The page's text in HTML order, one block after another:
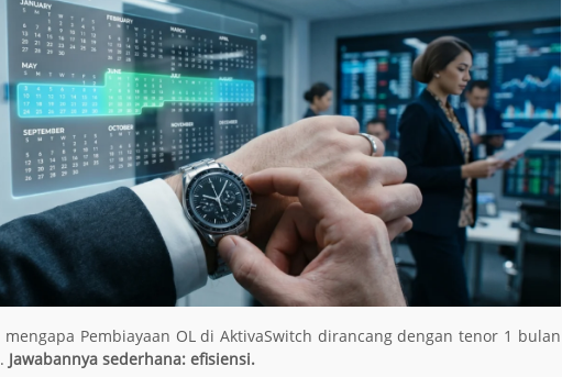
mengapa Pembiayaan OL di AktivaSwitch dirancang dengan tenor 1 bulan
Jawabannya sederhana: efisiensi.